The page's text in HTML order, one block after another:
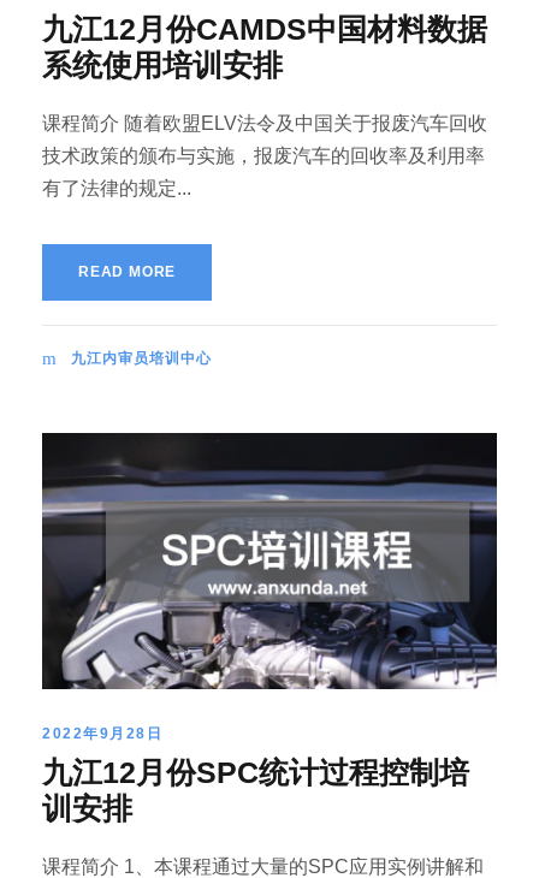
九江12月份CAMDS中国材料数据
系统使用培训安排
课程简介 随着欧盟ELV法令及中国关于报废汽车回收
技术政策的颁布与实施，报废汽车的回收率及利用率
有了法律的规定...
READ MORE
九江内审员培训中心
2022年9月28日
九江12月份SPC统计过程控制培
训安排
课程简介 1、本课程通过大量的SPC应用实例讲解和